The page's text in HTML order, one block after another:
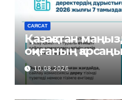
САЯСАТ
Қазақстан
оқиғаның
10.08.2026